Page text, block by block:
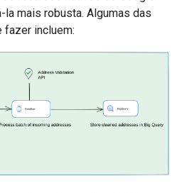
la mais robusta. Algumas das
fazer incluem: